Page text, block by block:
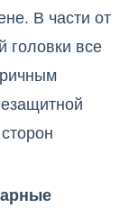
В части от
головки все